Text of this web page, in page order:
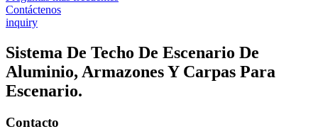
Contáctenos
inquiry
Sistema De Techo De Escenario De
Aluminio, Armazones Y Carpas Para
Escenario.
Contacto